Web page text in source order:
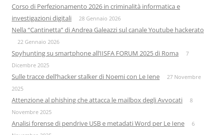
Corso di Perfezionamento 2026 in criminalità informatica e
investigazioni digitali
28 Gennaio 2026
Nella “Cantinetta” di Andrea Galeazzi sul canale Youtube hackerato
22 Gennaio 2026
Spyhunting su smartphone all’IISFA FORUM 2025 di Roma
7
Dicembre 2025
Sulle tracce dell’hacker stalker di Noemi con Le Iene
27 Novembre
2025
Attenzione al phishing che attacca le mailbox degli Avvocati
8
Novembre 2025
Analisi forense di pendrive USB e metadati Word per Le Iene
6